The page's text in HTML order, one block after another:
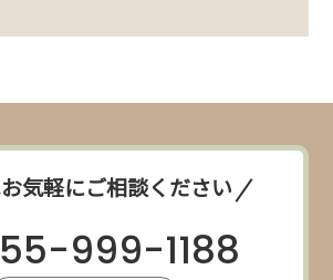
気軽にご相談ください
999-1188